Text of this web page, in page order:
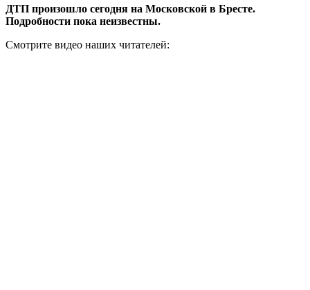
ДТП произошло сегодня на Московской в Бресте.
Подробности пока неизвестны.
Смотрите видео наших читателей: